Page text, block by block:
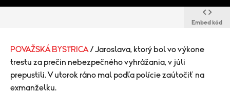
Embed kód
POVAŽSKÁ BYSTRICA / Jaroslava, ktorý bol vo výkone
trestu za prečin nebezpečného vyhrážania, v júli
prepustili. V utorok ráno mal podľa polície zaútočiť na
exmanželku.